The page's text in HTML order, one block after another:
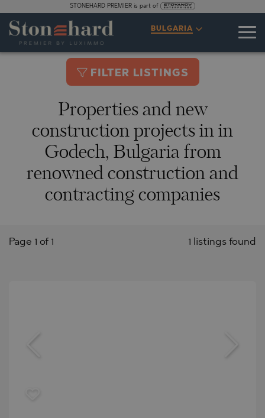
STONEHARD PREMIER is part of
BULGARIA
FILTER LISTINGS
Properties and new
construction projects in in
Godech, Bulgaria from
renowned construction and
contracting companies
1 listings found
Page 1 of 1